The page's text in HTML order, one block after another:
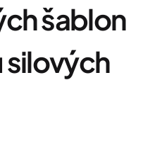
šablon
silových